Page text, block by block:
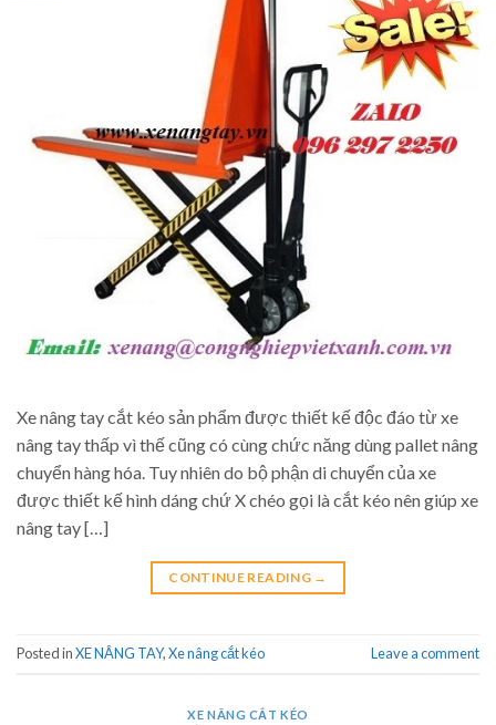
Xe nâng tay cắt kéo sản phẩm được thiết kế độc đáo từ xe
nâng tay thấp vì thế cũng có cùng chức năng dùng pallet nâng
chuyển hàng hóa. Tuy nhiên do bộ phận di chuyển của xe
được thiết kế hình dáng chứ X chéo gọi là cắt kéo nên giúp xe
nâng tay […]
CONTINUE READING →
Posted inXE NÂNG TAY,Xe nâng cắt kéo Leave a comment
XE NÂNG CẮT KÉO